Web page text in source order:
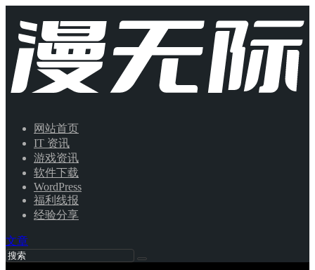
网站首页
IT 资讯
游戏资讯
软件下载
WordPress
福利线报
经验分享
文章